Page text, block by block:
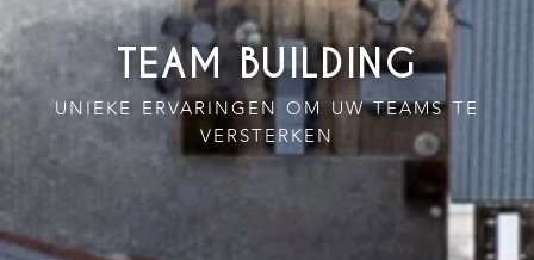
TEAM BUILDING
UNIEKE ERVARINGEN OM UW TEAMS TE
VERSTERKEN